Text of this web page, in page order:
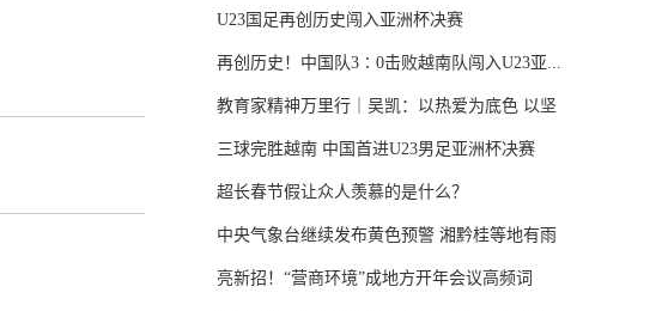
U23国足再创历史闯入亚洲杯决赛
再创历史！中国队3∶0击败越南队闯入U23亚...
教育家精神万里行｜吴凯：以热爱为底色 以坚
守...
三球完胜越南 中国首进U23男足亚洲杯决赛
超长春节假让众人羡慕的是什么？
中央气象台继续发布黄色预警 湘黔桂等地有雨
雪...
亮新招！“营商环境”成地方开年会议高频词